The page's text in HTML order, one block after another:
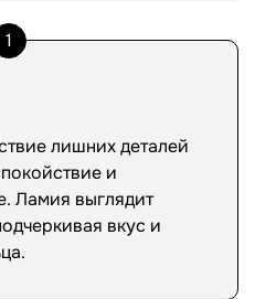
1
лишних деталей
и
Ламия выглядит
вкус и